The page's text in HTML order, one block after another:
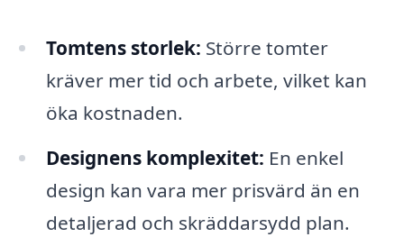
Tomtens storlek: Större tomter
kräver mer tid och arbete, vilket kan
öka kostnaden.
Designens komplexitet: En enkel
design kan vara mer prisvärd än en
detaljerad och skräddarsydd plan.